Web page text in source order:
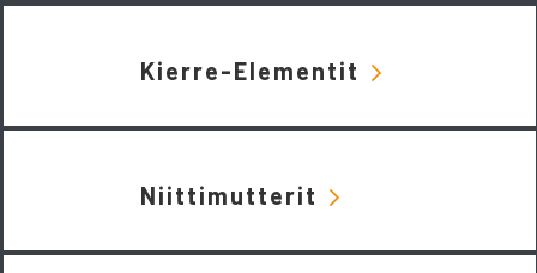
Kierre-Elementit
Niittimutterit